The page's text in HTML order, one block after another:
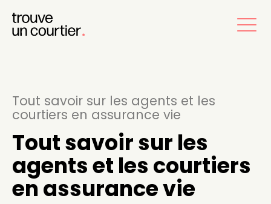
Tout savoir sur les agents et les
courtiers en assurance vie
Tout savoir sur les
agents et les courtiers
en assurance vie